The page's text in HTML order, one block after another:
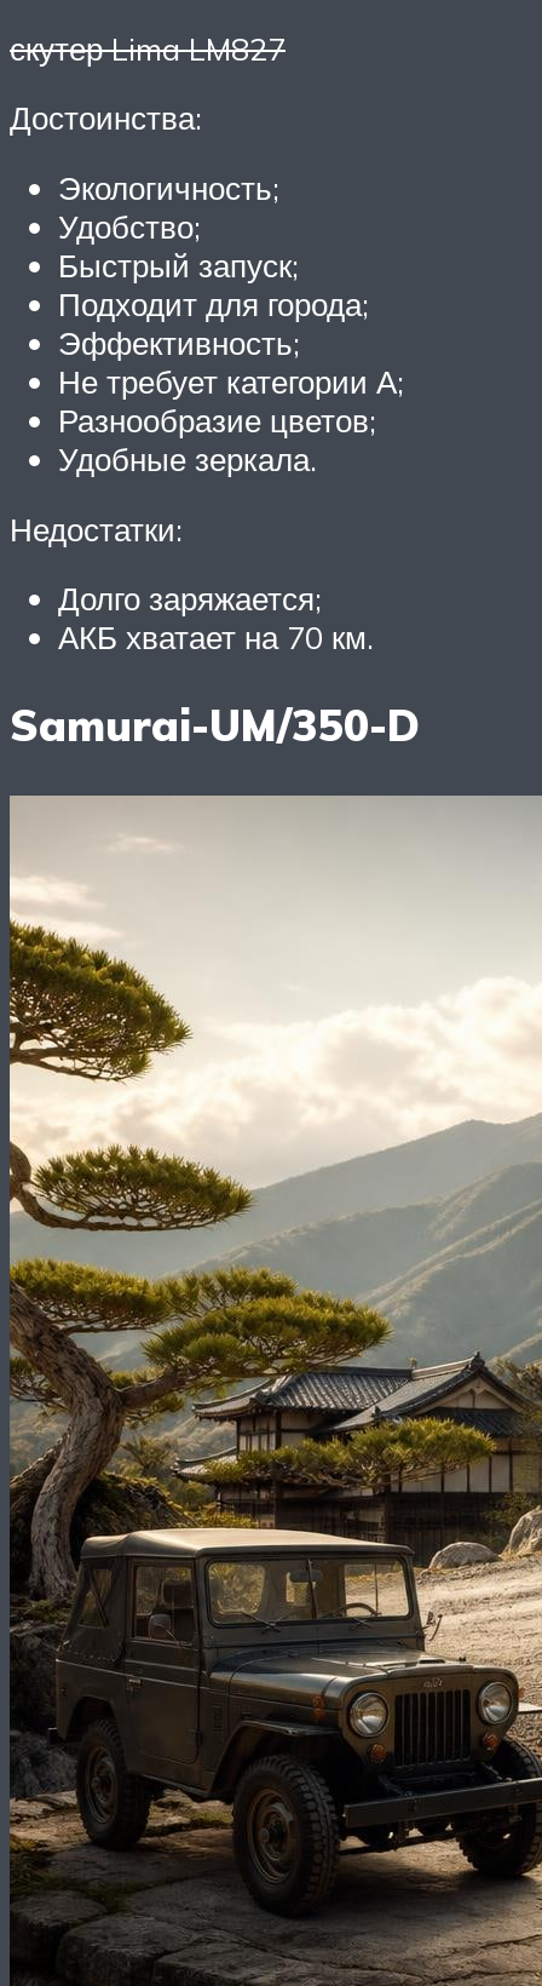
скутер Lima LM827
Достоинства:
Экологичность;
Удобство;
Быстрый запуск;
Подходит для города;
Эффективность;
Не требует категории А;
Разнообразие цветов;
Удобные зеркала.
Недостатки:
Долго заряжается;
АКБ хватает на 70 км.
Samurai-UM/350-D